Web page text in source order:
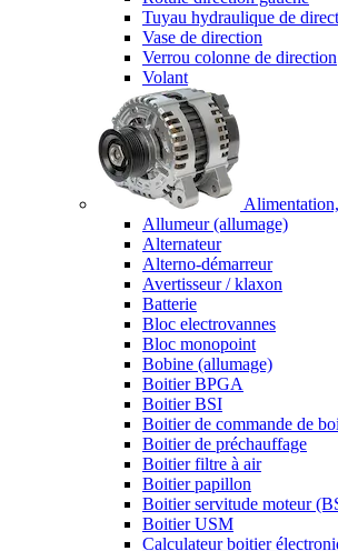
Tuyau hydraulique de
Vase de direction
Verrou colonne de direction
Volant
Allumeur (allumage)
Alternateur
Alterno-démarreur
Avertisseur / klaxon
Batterie
Bloc electrovannes
Bloc monopoint
Bobine (allumage)
Boitier BPGA
Boitier BSI
Boitier de commande de
Boitier de préchauffage
Boitier filtre à air
Boitier papillon
Boitier servitude moteur
Boitier USM
Calculateur boitier